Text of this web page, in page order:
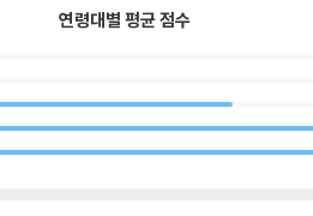
연령대별 평균 점수